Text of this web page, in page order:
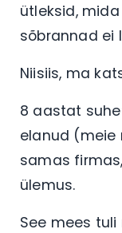
ütleksid,
sõbrannad ei
Niisiis, ma
8 aastat
elanud (meie
samas
ülemus.
See mees tuli